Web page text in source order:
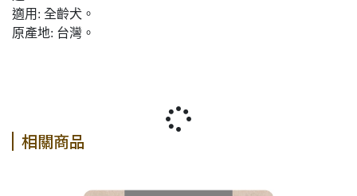
適用: 全齡犬。
原產地: 台灣。
相關商品